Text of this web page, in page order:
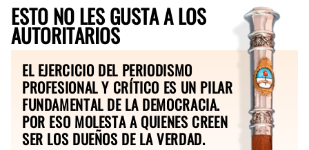
ESTO NO LES GUSTA A LOS
AUTORITARIOS
EL EJERCICIO DEL PERIODISMO
PROFESIONAL Y CRÍTICO ES UN PILAR
FUNDAMENTAL DE LA DEMOCRACIA.
POR ESO MOLESTA A QUIENES CREEN
SER LOS DUEÑOS DE LA VERDAD.